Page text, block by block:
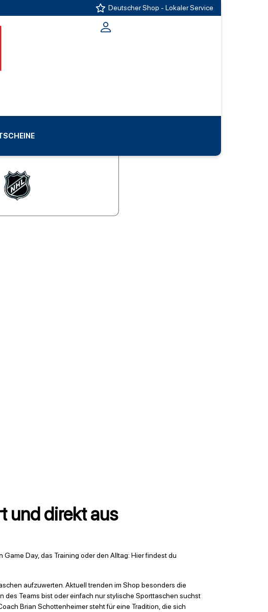
Deutscher Shop - Lokaler Service
und direkt aus
Day, das Training oder den Alltag: Hier findest du
aufzuwerten. Aktuell trenden im Shop besonders die
Teams bist oder einfach nur stylische Sporttaschen suchst
Brian Schottenheimer steht für eine Tradition, die sich